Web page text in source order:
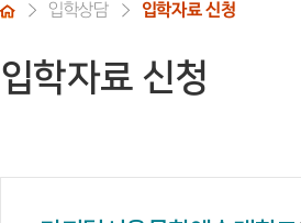
입학상담 입학자료 신청
입학자료 신청